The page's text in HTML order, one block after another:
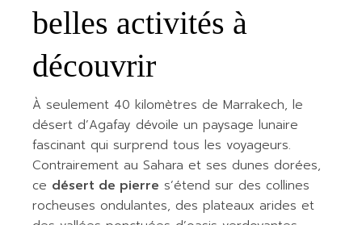
belles activités à
découvrir
À seulement 40 kilomètres de Marrakech, le
désert d’Agafay dévoile un paysage lunaire
fascinant qui surprend tous les voyageurs.
Contrairement au Sahara et ses dunes dorées,
ce désert de pierre s’étend sur des collines
rocheuses ondulantes, des plateaux arides et